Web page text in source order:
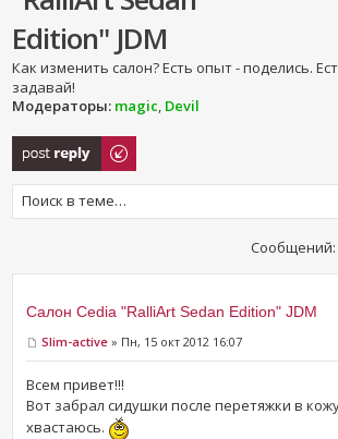
Edition" JDM
Как изменить салон? Есть опыт - поделись.
задавай!
Модераторы: magic, Devil
Ответить
Сообщений:
Салон Cedia "RalliArt Sedan Edition" JDM
Slim-active » Пн, 15 окт 2012 16:07
Всем привет!!!
Вот забрал сидушки после перетяжки в
хвастаюсь.